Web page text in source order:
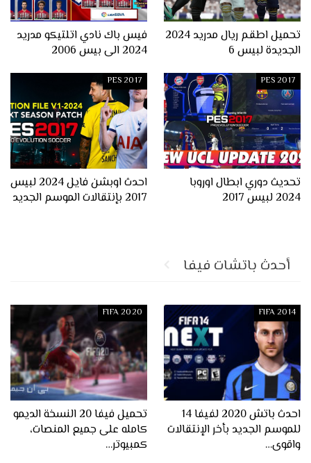
تحميل اطقم ريال مدريد 2024
الجديدة لبيس 6
فيس باك نادي اتلتيكو مدريد
2024 الى بيس 2006
PES 2017
تحديث دوري ابطال اوروبا
2024 لبيس 2017
PES 2017
احدث اوبشن فايل 2024 لبيس
2017 بإنتقالات الموسم الجديد
أحدث باتشات فيفا
FIFA 2014
احدث باتش 2020 لفيفا 14
للموسم الجديد بأخر الإنتقالات
واقوى…
FIFA 2020
تحميل فيفا 20 النسخة الديمو
كامله على جميع المنصات،
كمبيوتر…